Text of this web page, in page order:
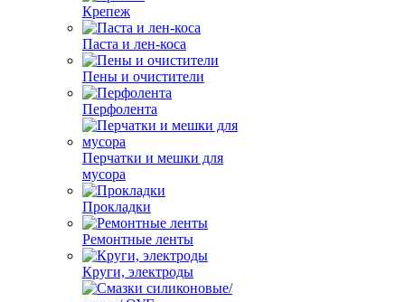
Крепеж
Паста и лен-коса
Пены и очистители
Перфолента
Перчатки и мешки для
мусора
Прокладки
Ремонтные ленты
Круги, электроды